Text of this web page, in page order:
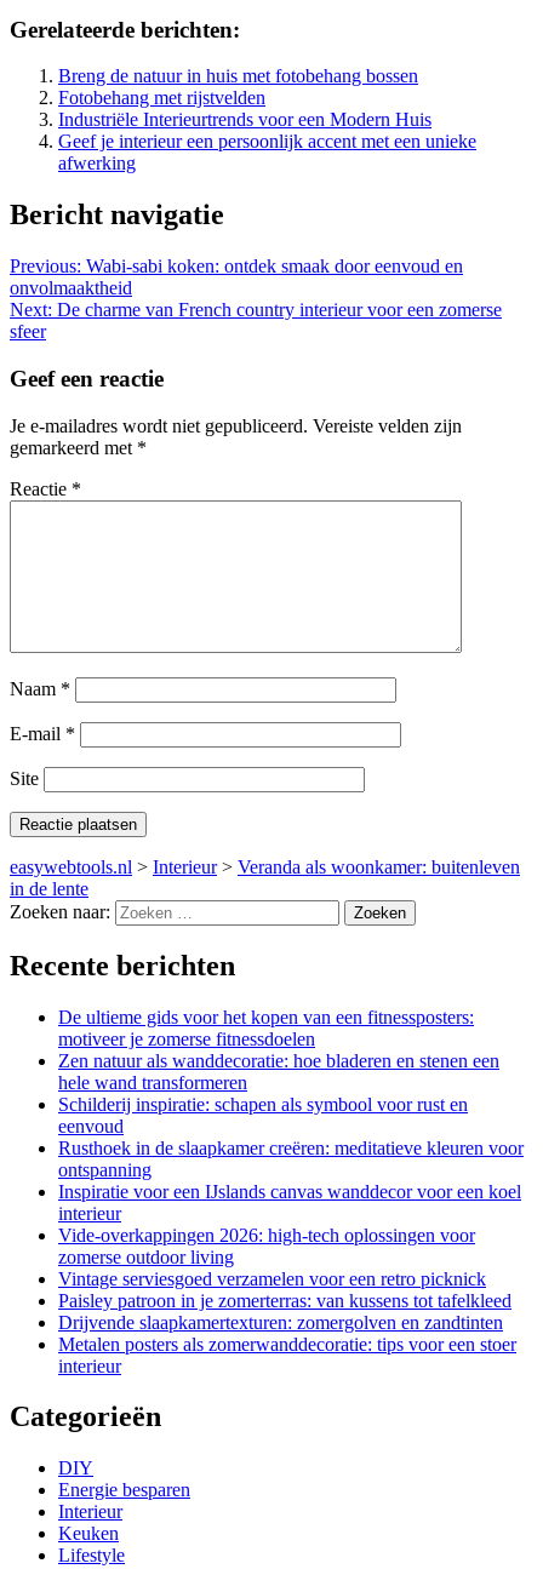
Gerelateerde berichten:
Breng de natuur in huis met fotobehang bossen
Fotobehang met rijstvelden
Industriële Interieurtrends voor een Modern Huis
Geef je interieur een persoonlijk accent met een unieke
afwerking
Bericht navigatie
Previous: Wabi-sabi koken: ontdek smaak door eenvoud en
onvolmaaktheid
Next: De charme van French country interieur voor een zomerse
sfeer
Geef een reactie
Je e-mailadres wordt niet gepubliceerd. Vereiste velden zijn
gemarkeerd met *
Reactie *
Naam *
E-mail *
Site
easywebtools.nl > Interieur> Veranda als woonkamer: buitenleven
in de lente
Zoeken naar:
Recente berichten
De ultieme gids voor het kopen van een fitnessposters:
motiveer je zomerse fitnessdoelen
Zen natuur als wanddecoratie: hoe bladeren en stenen een
hele wand transformeren
Schilderij inspiratie: schapen als symbool voor rust en
eenvoud
Rusthoek in de slaapkamer creëren: meditatieve kleuren voor
ontspanning
Inspiratie voor een IJslands canvas wanddecor voor een koel
interieur
Vide-overkappingen 2026: high-tech oplossingen voor
zomerse outdoor living
Vintage serviesgoed verzamelen voor een retro picknick
Paisley patroon in je zomerterras: van kussens tot tafelkleed
Drijvende slaapkamertexturen: zomergolven en zandtinten
Metalen posters als zomerwanddecoratie: tips voor een stoer
interieur
Categorieën
DIY
Energie besparen
Interieur
Keuken
Lifestyle